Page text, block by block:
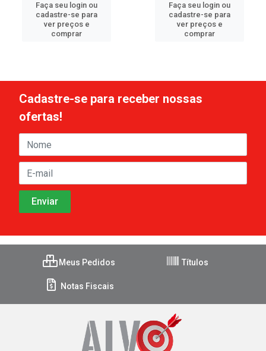
Faça seu login ou
cadastre-se para
ver preços e
comprar
Faça seu login ou
cadastre-se para
ver preços e
comprar
Cadastre-se para receber nossas
ofertas!
Meus Pedidos Títulos
Notas Fiscais